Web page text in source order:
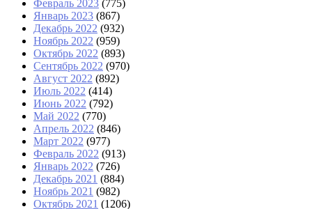
Февраль 2023 (775)
Январь 2023 (867)
Декабрь 2022 (932)
Ноябрь 2022 (959)
Октябрь 2022 (893)
Сентябрь 2022 (970)
Август 2022 (892)
Июль 2022 (414)
Июнь 2022 (792)
Май 2022 (770)
Апрель 2022 (846)
Март 2022 (977)
Февраль 2022 (913)
Январь 2022 (726)
Декабрь 2021 (884)
Ноябрь 2021 (982)
Октябрь 2021 (1206)